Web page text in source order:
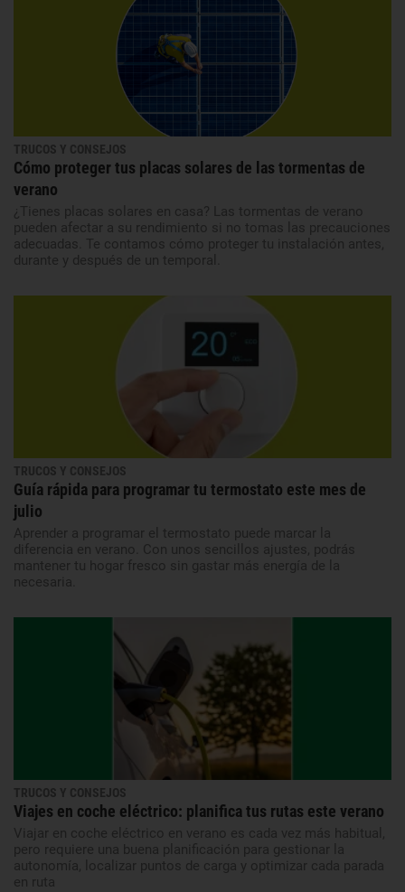
TRUCOS Y CONSEJOS
Cómo proteger tus placas solares de las tormentas de
verano
¿Tienes placas solares en casa? Las tormentas de verano
pueden afectar a su rendimiento si no tomas las precauciones
adecuadas. Te contamos cómo proteger tu instalación antes,
durante y después de un temporal.
TRUCOS Y CONSEJOS
Guía rápida para programar tu termostato este mes de
julio
Aprender a programar el termostato puede marcar la
diferencia en verano. Con unos sencillos ajustes, podrás
mantener tu hogar fresco sin gastar más energía de la
necesaria.
TRUCOS Y CONSEJOS
Viajes en coche eléctrico: planifica tus rutas este verano
Viajar en coche eléctrico en verano es cada vez más habitual,
pero requiere una buena planificación para gestionar la
autonomía, localizar puntos de carga y optimizar cada parada
en ruta